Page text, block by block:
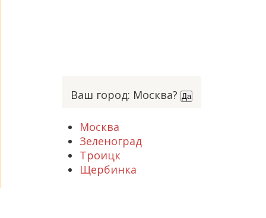
Ваш город: Москва? Да
Москва
Зеленоград
Троицк
Щербинка